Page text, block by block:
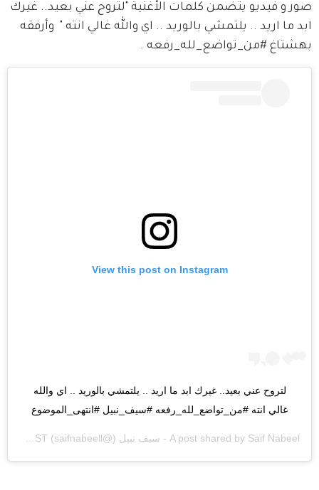
صور و فيديو يتضمن كلمات الأغنية "لتروح عني بعيد.. غيرك
ابد ما اريد .. يلتمشي بالوريد .. اي والله غالي انته "  وأرفقه
بهشتاغ #من_تواضع_لله_رفعه .
View this post on Instagram
لتروح عني بعيد.. غيرك ابد ما اريد .. يلتمشي بالوريد .. اي والله
غالي انته #من_تواضع_لله_رفعه #سيف_نبيل #انتهى_الموضوع
A post shared by Saif Nabeel - سيف نبيل (@saifnabeell) on
Jan 31, 2020 at 4:04pm PST